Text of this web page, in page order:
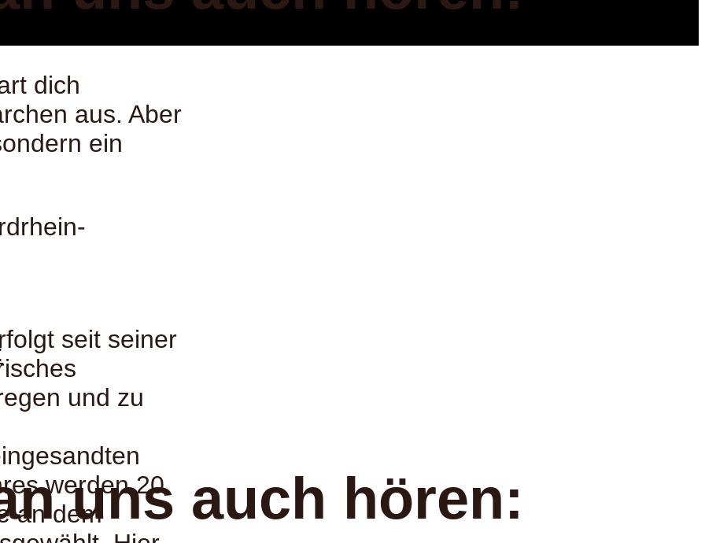
uns auch hören:
dich
aus. Aber
ein
seit seiner
und zu
werden 20
an dem